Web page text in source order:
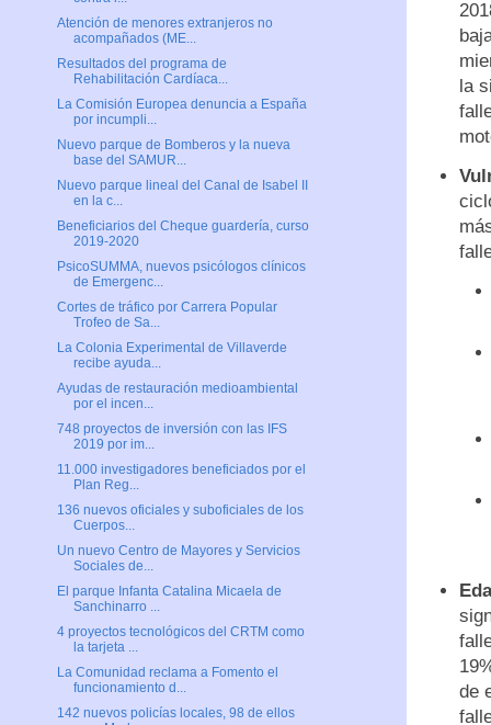
la
de
Atención de menores extranjeros no
acompañados (ME...
Resultados del programa de
Rehabilitación Cardíaca...
La Comisión Europea denuncia a España
por incumpli...
Nuevo parque de Bomberos y la nueva
base del SAMUR...
Nuevo parque lineal del Canal de Isabel II
en la c...
Beneficiarios del Cheque guardería, curso
2019-2020
PsicoSUMMA, nuevos psicólogos clínicos
de Emergenc...
Cortes de tráfico por Carrera Popular
Trofeo de Sa...
La Colonia Experimental de Villaverde
recibe ayuda...
Ayudas de restauración medioambiental
por el incen...
748 proyectos de inversión con las IFS
2019 por im...
11.000 investigadores beneficiados por el
Plan Reg...
136 nuevos oficiales y suboficiales de los
Cuerpos...
Un nuevo Centro de Mayores y Servicios
Sociales de...
El parque Infanta Catalina Micaela de
Sanchinarro ...
4 proyectos tecnológicos del CRTM como
la tarjeta ...
La Comunidad reclama a Fomento el
funcionamiento d...
142 nuevos policías locales, 98 de ellos